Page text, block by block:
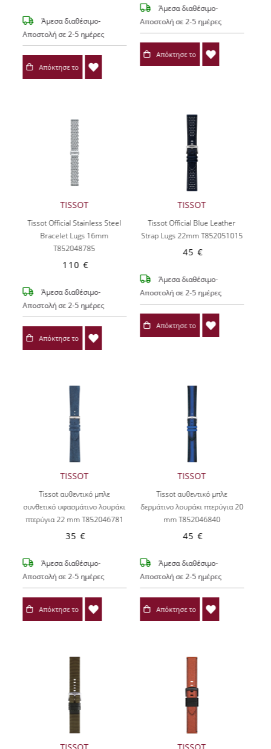
Άμεσα διαθέσιμο-
Αποστολή σε 2-5 ημέρες
Απόκτησε το
Άμεσα διαθέσιμο-
Αποστολή σε 2-5 ημέρες
Απόκτησε το
TISSOT
Tissot Official Stainless Steel
Bracelet Lugs 16mm
T852048785
110 €
Άμεσα διαθέσιμο-
Αποστολή σε 2-5 ημέρες
Απόκτησε το
TISSOT
Tissot Official Blue Leather
Strap Lugs 22mm T852051015
45 €
Άμεσα διαθέσιμο-
Αποστολή σε 2-5 ημέρες
Απόκτησε το
TISSOT
Tissot αυθεντικό μπλε
συνθετικό υφασμάτινο λουράκι
πτερύγια 22 mm T852046781
35 €
Άμεσα διαθέσιμο-
Αποστολή σε 2-5 ημέρες
Απόκτησε το
TISSOT
Tissot αυθεντικό μπλε
δερμάτινο λουράκι πτερύγια 20
mm T852046840
45 €
Άμεσα διαθέσιμο-
Αποστολή σε 2-5 ημέρες
Απόκτησε το